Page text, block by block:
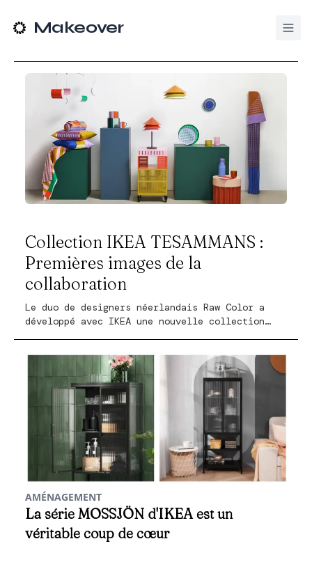
Makeover
Collection IKEA TESAMMANS :
Premières images de la
collaboration
Le duo de designers néerlandais Raw Color a
développé avec IKEA une nouvelle collection
AMÉNAGEMENT
La série MOSSJÖN d'IKEA est un
véritable coup de cœur